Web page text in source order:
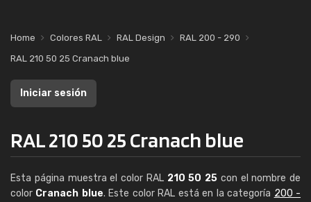
Home Colores RAL RAL Design
RAL 200 - 290
RAL 210 50 25 Cranach blue
Iniciar sesión
RAL 210 50 25 Cranach blue
Esta página muestra el color RAL 210 50 25 con el nombre de
color Cranach blue. Este color RAL está en la categoría 200 -